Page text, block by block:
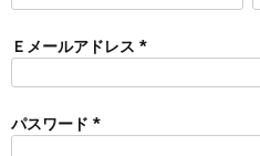
必
Ｅメールアドレス
必
パスワード